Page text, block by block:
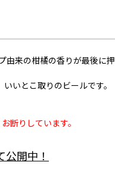
由来の柑橘の香りが最後に押
いとこ取りのビールです。
断りしています。
開中！